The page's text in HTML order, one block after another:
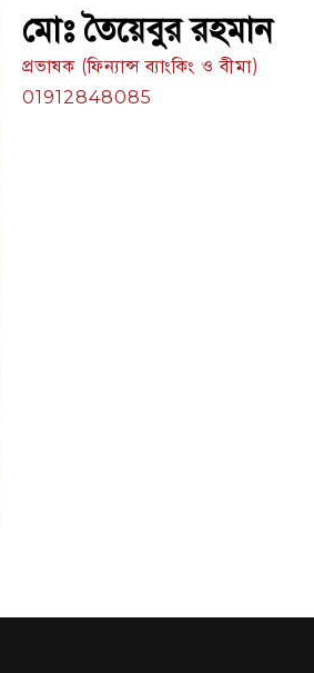
মোঃ তৈয়েবুর রহমান
প্রভাষক (ফিন্যান্স ব্যাংকিং ও বীমা)
01912848085